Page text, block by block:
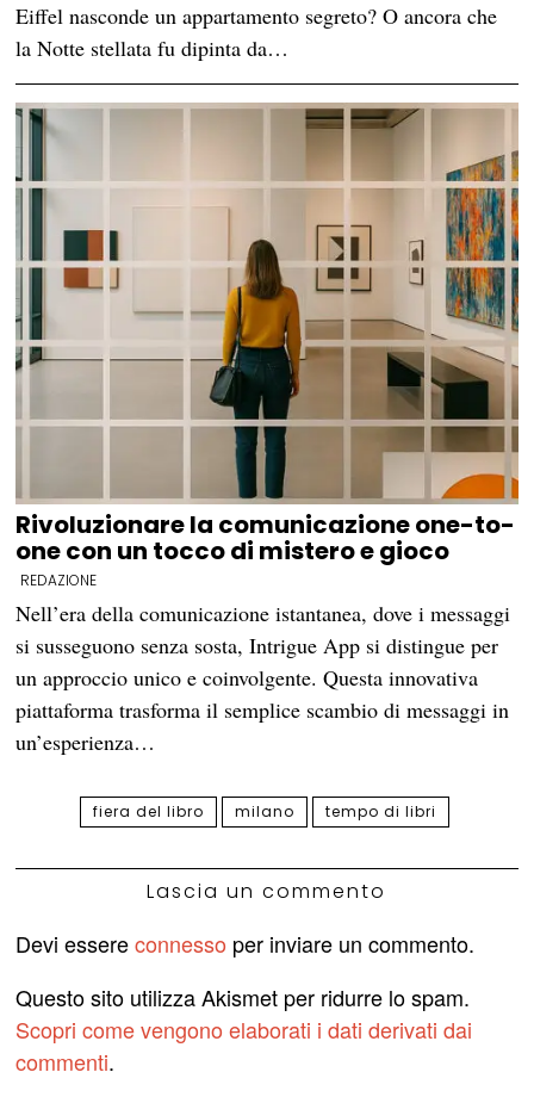
Eiffel nasconde un appartamento segreto? O ancora che
la Notte stellata fu dipinta da…
Rivoluzionare la comunicazione one-to-
one con un tocco di mistero e gioco
REDAZIONE
Nell’era della comunicazione istantanea, dove i messaggi
si susseguono senza sosta, Intrigue App si distingue per
un approccio unico e coinvolgente. Questa innovativa
piattaforma trasforma il semplice scambio di messaggi in
un’esperienza…
fiera del libro milano tempo di libri
Lascia un commento
Devi essereconnesso per inviare un commento.
Questo sito utilizza Akismet per ridurre lo spam.
Scopri come vengono elaborati i dati derivati dai
commenti.